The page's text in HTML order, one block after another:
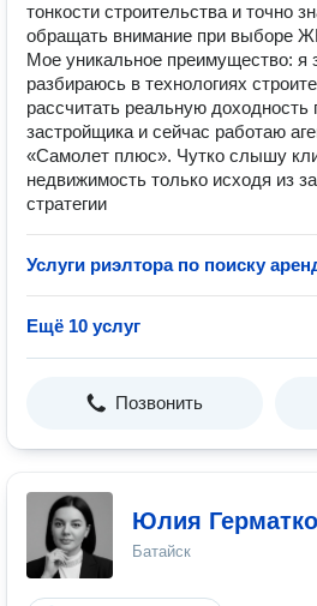
тонкости строительства и точно
обращать внимание при выборе
Мое уникальное преимущество: я
разбираюсь в технологиях
рассчитать реальную
застройщика и сейчас работаю
«Самолет плюс». Чутко слышу
недвижимость только исходя из
стратегии
Услуги риэлтора по поиску
Ещё 10 услуг
Позвонить
Юлия Герматко
Батайск